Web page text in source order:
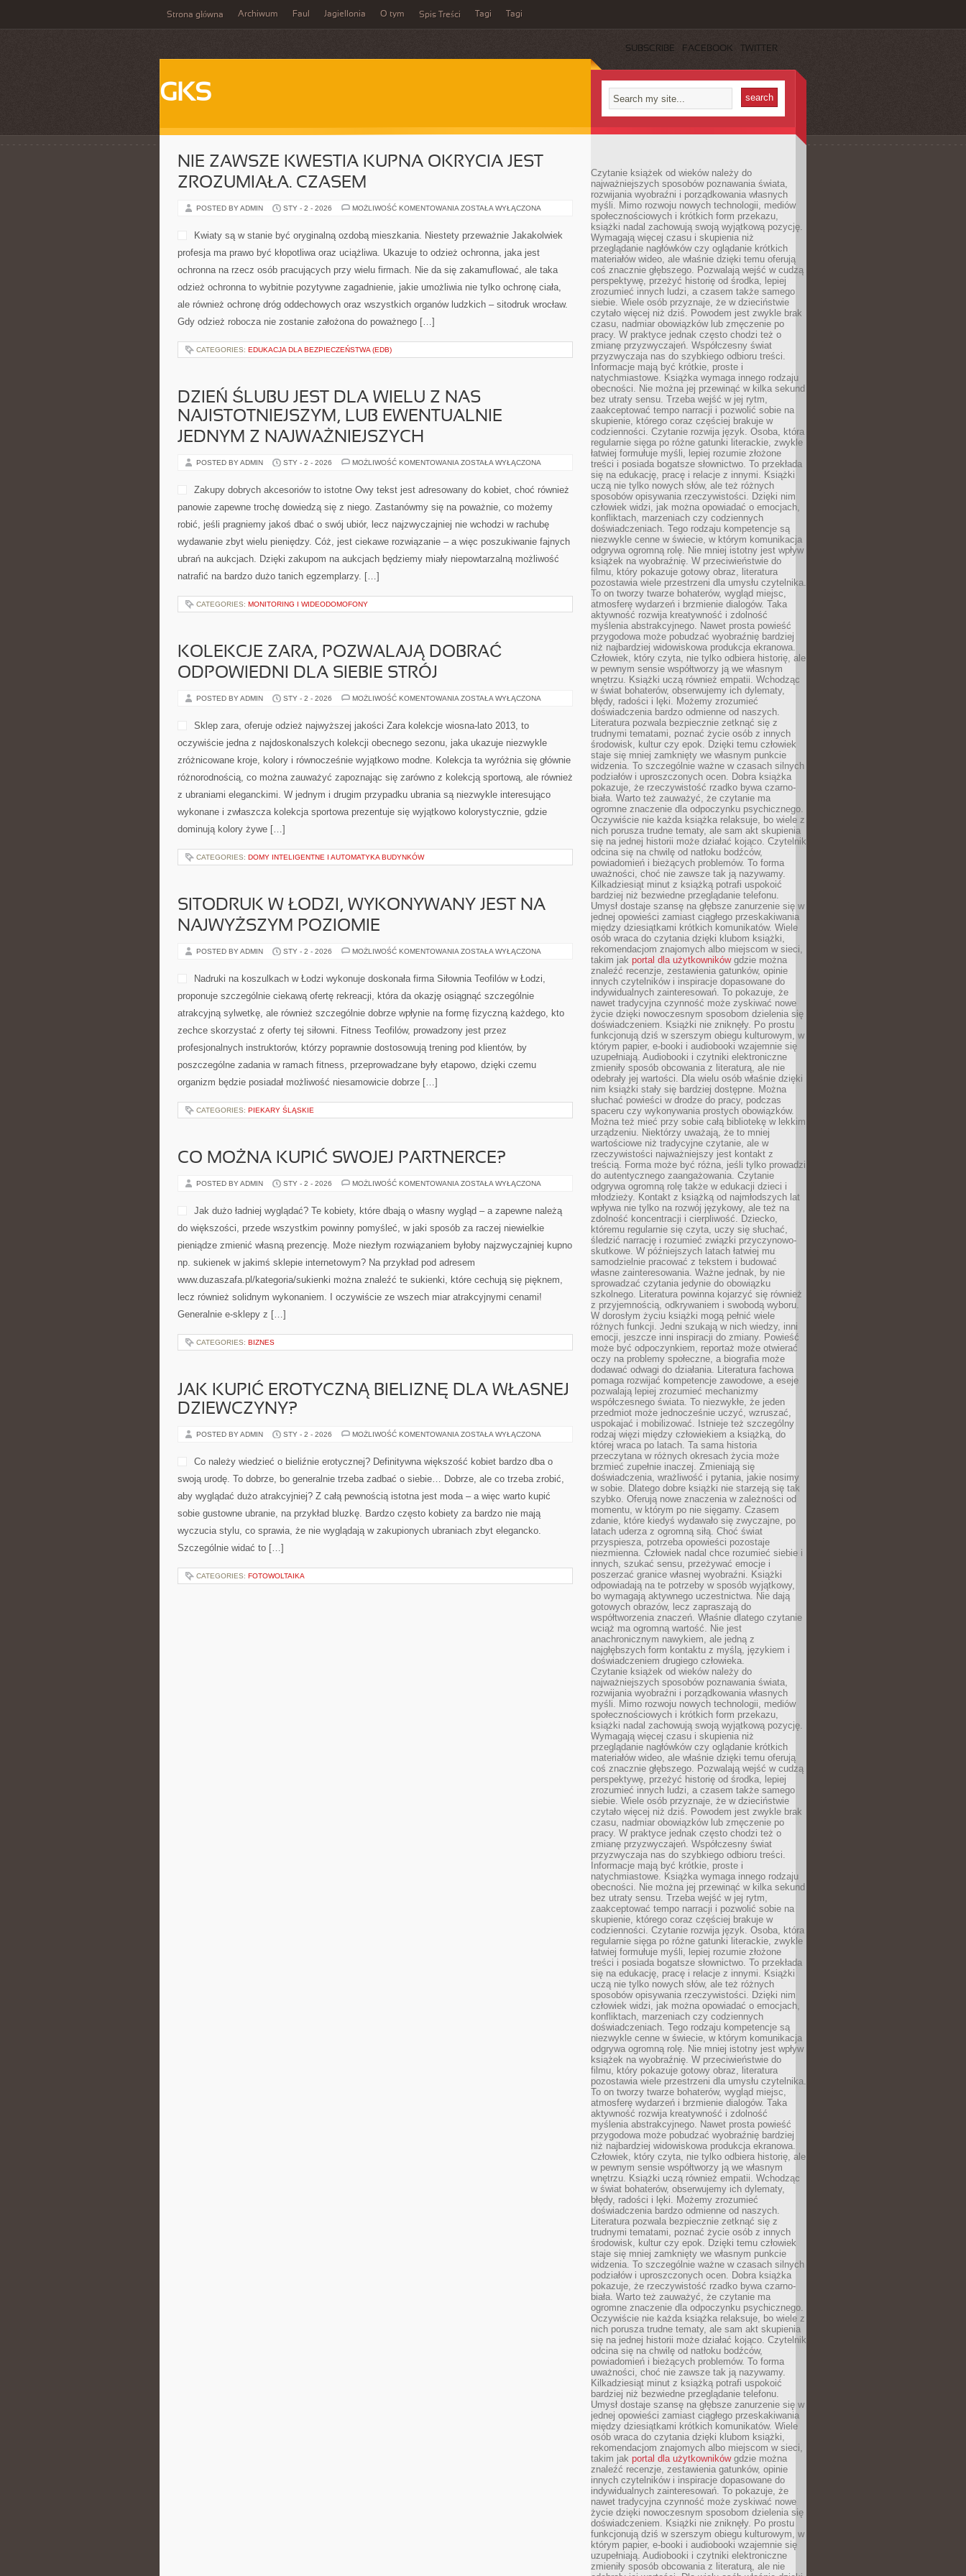
Strona główna Archiwum Faul Jagiellonia O tym Spis Treści Tagi Tagi
SUBSCRIBE FACEBOOK TWITTER
GKS
NIE ZAWSZE KWESTIA KUPNA OKRYCIA JEST
ZROZUMIAŁA. CZASEM
POSTED BY ADMIN STY - 2 - 2026 MOŻLIWOŚĆ KOMENTOWANIA NIE
OKRYCIA
ZROZUMIAŁA.
ZOSTAŁA WYŁĄCZONA
Kwiaty są w stanie być oryginalną ozdobą mieszkania. Niestety przeważnie Jakakolwiek
profesja ma prawo być kłopotliwa oraz uciążliwa. Ukazuje to odzież ochronna, jaka jest
ochronna na rzecz osób pracujących przy wielu firmach. Nie da się zakamuflować, ale taka
odzież ochronna to wybitnie pozytywne zagadnienie, jakie umożliwia nie tylko ochronę ciała,
ale również ochronę dróg oddechowych oraz wszystkich organów ludzkich – sitodruk wrocław.
Gdy odzież robocza nie zostanie założona do poważnego […]
CATEGORIES: EDUKACJA DLA BEZPIECZEŃSTWA (EDB)
DZIEŃ ŚLUBU JEST DLA WIELU Z NAS
NAJISTOTNIEJSZYM, LUB EWENTUALNIE
JEDNYM Z NAJWAŻNIEJSZYCH
POSTED BY ADMIN STY - 2 - 2026 MOŻLIWOŚĆ KOMENTOWANIA DZIEŃ
WIELU
NAS
LUB
JEDNYM
NAJWAŻNIEJSZYCH
ZOSTAŁA WYŁĄCZONA
Zakupy dobrych akcesoriów to istotne Owy tekst jest adresowany do kobiet, choć również
panowie zapewne trochę dowiedzą się z niego. Zastanówmy się na poważnie, co możemy
robić, jeśli pragniemy jakoś dbać o swój ubiór, lecz najzwyczajniej nie wchodzi w rachubę
wydawanie zbyt wielu pieniędzy. Cóż, jest ciekawe rozwiązanie – a więc poszukiwanie fajnych
ubrań na aukcjach. Dzięki zakupom na aukcjach będziemy miały niepowtarzalną możliwość
natrafić na bardzo dużo tanich egzemplarzy. […]
CATEGORIES: MONITORING I WIDEODOMOFONY
KOLEKCJE ZARA, POZWALAJĄ DOBRAĆ
ODPOWIEDNI DLA SIEBIE STRÓJ
POSTED BY ADMIN STY - 2 - 2026 MOŻLIWOŚĆ KOMENTOWANIA KOLEKCJE
DOBRAĆ
ODPOWIEDNI
SIEBIE
ZOSTAŁA WYŁĄCZONA
Sklep zara, oferuje odzież najwyższej jakości Zara kolekcje wiosna-lato 2013, to
oczywiście jedna z najdoskonalszych kolekcji obecnego sezonu, jaka ukazuje niezwykle
zróżnicowane kroje, kolory i równocześnie wyjątkowo modne. Kolekcja ta wyróżnia się głównie
różnorodnością, co można zauważyć zapoznając się zarówno z kolekcją sportową, ale również
z ubraniami eleganckimi. W jednym i drugim przypadku ubrania są niezwykle interesująco
wykonane i zwłaszcza kolekcja sportowa prezentuje się wyjątkowo kolorystycznie, gdzie
dominują kolory żywe […]
CATEGORIES: DOMY INTELIGENTNE I AUTOMATYKA BUDYNKÓW
SITODRUK W ŁODZI, WYKONYWANY JEST NA
NAJWYŻSZYM POZIOMIE
POSTED BY ADMIN STY - 2 - 2026 MOŻLIWOŚĆ KOMENTOWANIA SITODRUK
WYKONYWANY
JEST
NAJWYŻSZYM
ZOSTAŁA WYŁĄCZONA
Nadruki na koszulkach w Łodzi wykonuje doskonała firma Siłownia Teofilów w Łodzi,
proponuje szczególnie ciekawą ofertę rekreacji, która da okazję osiągnąć szczególnie
atrakcyjną sylwetkę, ale również szczególnie dobrze wpłynie na formę fizyczną każdego, kto
zechce skorzystać z oferty tej siłowni. Fitness Teofilów, prowadzony jest przez
profesjonalnych instruktorów, którzy poprawnie dostosowują trening pod klientów, by
poszczególne zadania w ramach fitness, przeprowadzane były etapowo, dzięki czemu
organizm będzie posiadał możliwość niesamowicie dobrze […]
CATEGORIES: PIEKARY ŚLĄSKIE
CO MOŻNA KUPIĆ SWOJEJ PARTNERCE?
POSTED BY ADMIN STY - 2 - 2026 MOŻLIWOŚĆ KOMENTOWANIA CO
SWOJEJ
PARTNERCE?
ZOSTAŁA WYŁĄCZONA
Jak dużo ładniej wyglądać? Te kobiety, które dbają o własny wygląd – a zapewne należą
do większości, przede wszystkim powinny pomyśleć, w jaki sposób za raczej niewielkie
pieniądze zmienić własną prezencję. Może niezłym rozwiązaniem byłoby najzwyczajniej kupno
np. sukienek w jakimś sklepie internetowym? Na przykład pod adresem
www.duzaszafa.pl/kategoria/sukienki można znaleźć te sukienki, które cechują się pięknem,
lecz również solidnym wykonaniem. I oczywiście ze wszech miar atrakcyjnymi cenami!
Generalnie e-sklepy z […]
CATEGORIES: BIZNES
JAK KUPIĆ EROTYCZNĄ BIELIZNĘ DLA WŁASNEJ
DZIEWCZYNY?
POSTED BY ADMIN STY - 2 - 2026 MOŻLIWOŚĆ KOMENTOWANIA JAK
BIELIZNĘ
DLA
DZIEWCZYNY?
ZOSTAŁA WYŁĄCZONA
Co należy wiedzieć o bieliźnie erotycznej? Definitywna większość kobiet bardzo dba o
swoją urodę. To dobrze, bo generalnie trzeba zadbać o siebie… Dobrze, ale co trzeba zrobić,
aby wyglądać dużo atrakcyjniej? Z całą pewnością istotna jest moda – a więc warto kupić
sobie gustowne ubranie, na przykład bluzkę. Bardzo często kobiety za bardzo nie mają
wyczucia stylu, co sprawia, że nie wyglądają w zakupionych ubraniach zbyt elegancko.
Szczególnie widać to […]
CATEGORIES: FOTOWOLTAIKA
Czytanie książek od wieków należy do
najważniejszych sposobów poznawania świata,
rozwijania wyobraźni i porządkowania własnych
myśli. Mimo rozwoju nowych technologii, mediów
społecznościowych i krótkich form przekazu,
książki nadal zachowują swoją wyjątkową pozycję.
Wymagają więcej czasu i skupienia niż
przeglądanie nagłówków czy oglądanie krótkich
materiałów wideo, ale właśnie dzięki temu oferują
coś znacznie głębszego. Pozwalają wejść w cudzą
perspektywę, przeżyć historię od środka, lepiej
zrozumieć innych ludzi, a czasem także samego
siebie. Wiele osób przyznaje, że w dzieciństwie
czytało więcej niż dziś. Powodem jest zwykle brak
czasu, nadmiar obowiązków lub zmęczenie po
pracy. W praktyce jednak często chodzi też o
zmianę przyzwyczajeń. Współczesny świat
przyzwyczaja nas do szybkiego odbioru treści.
Informacje mają być krótkie, proste i
natychmiastowe. Książka wymaga innego rodzaju
obecności. Nie można jej przewinąć w kilka sekund
bez utraty sensu. Trzeba wejść w jej rytm,
zaakceptować tempo narracji i pozwolić sobie na
skupienie, którego coraz częściej brakuje w
codzienności. Czytanie rozwija język. Osoba, która
regularnie sięga po różne gatunki literackie, zwykle
łatwiej formułuje myśli, lepiej rozumie złożone
treści i posiada bogatsze słownictwo. To przekłada
się na edukację, pracę i relacje z innymi. Książki
uczą nie tylko nowych słów, ale też różnych
sposobów opisywania rzeczywistości. Dzięki nim
człowiek widzi, jak można opowiadać o emocjach,
konfliktach, marzeniach czy codziennych
doświadczeniach. Tego rodzaju kompetencje są
niezwykle cenne w świecie, w którym komunikacja
odgrywa ogromną rolę. Nie mniej istotny jest wpływ
książek na wyobraźnię. W przeciwieństwie do
filmu, który pokazuje gotowy obraz, literatura
pozostawia wiele przestrzeni dla umysłu czytelnika.
To on tworzy twarze bohaterów, wygląd miejsc,
atmosferę wydarzeń i brzmienie dialogów. Taka
aktywność rozwija kreatywność i zdolność
myślenia abstrakcyjnego. Nawet prosta powieść
przygodowa może pobudzać wyobraźnię bardziej
niż najbardziej widowiskowa produkcja ekranowa.
Człowiek, który czyta, nie tylko odbiera historię, ale
w pewnym sensie współtworzy ją we własnym
wnętrzu. Książki uczą również empatii. Wchodząc
w świat bohaterów, obserwujemy ich dylematy,
błędy, radości i lęki. Możemy zrozumieć
doświadczenia bardzo odmienne od naszych.
Literatura pozwala bezpiecznie zetknąć się z
trudnymi tematami, poznać życie osób z innych
środowisk, kultur czy epok. Dzięki temu człowiek
staje się mniej zamknięty we własnym punkcie
widzenia. To szczególnie ważne w czasach silnych
podziałów i uproszczonych ocen. Dobra książka
pokazuje, że rzeczywistość rzadko bywa czarno-
biała. Warto też zauważyć, że czytanie ma
ogromne znaczenie dla odpoczynku psychicznego.
Oczywiście nie każda książka relaksuje, bo wiele z
nich porusza trudne tematy, ale sam akt skupienia
się na jednej historii może działać kojąco. Czytelnik
odcina się na chwilę od natłoku bodźców,
powiadomień i bieżących problemów. To forma
uważności, choć nie zawsze tak ją nazywamy.
Kilkadziesiąt minut z książką potrafi uspokoić
bardziej niż bezwiedne przeglądanie telefonu.
Umysł dostaje szansę na głębsze zanurzenie się w
jednej opowieści zamiast ciągłego przeskakiwania
między dziesiątkami krótkich komunikatów. Wiele
osób wraca do czytania dzięki klubom książki,
rekomendacjom znajomych albo miejscom w sieci,
takim jak portal dla użytkownikówgdzie można
znaleźć recenzje, zestawienia gatunków, opinie
innych czytelników i inspiracje dopasowane do
indywidualnych zainteresowań. To pokazuje, że
nawet tradycyjna czynność może zyskiwać nowe
życie dzięki nowoczesnym sposobom dzielenia się
doświadczeniem. Książki nie zniknęły. Po prostu
funkcjonują dziś w szerszym obiegu kulturowym, w
którym papier, e-booki i audiobooki wzajemnie się
uzupełniają. Audiobooki i czytniki elektroniczne
zmieniły sposób obcowania z literaturą, ale nie
odebrały jej wartości. Dla wielu osób właśnie dzięki
nim książki stały się bardziej dostępne. Można
słuchać powieści w drodze do pracy, podczas
spaceru czy wykonywania prostych obowiązków.
Można też mieć przy sobie całą bibliotekę w lekkim
urządzeniu. Niektórzy uważają, że to mniej
wartościowe niż tradycyjne czytanie, ale w
rzeczywistości najważniejszy jest kontakt z
treścią. Forma może być różna, jeśli tylko prowadzi
do autentycznego zaangażowania. Czytanie
odgrywa ogromną rolę także w edukacji dzieci i
młodzieży. Kontakt z książką od najmłodszych lat
wpływa nie tylko na rozwój językowy, ale też na
zdolność koncentracji i cierpliwość. Dziecko,
któremu regularnie się czyta, uczy się słuchać,
śledzić narrację i rozumieć związki przyczynowo-
skutkowe. W późniejszych latach łatwiej mu
samodzielnie pracować z tekstem i budować
własne zainteresowania. Ważne jednak, by nie
sprowadzać czytania jedynie do obowiązku
szkolnego. Literatura powinna kojarzyć się również
z przyjemnością, odkrywaniem i swobodą wyboru.
W dorosłym życiu książki mogą pełnić wiele
różnych funkcji. Jedni szukają w nich wiedzy, inni
emocji, jeszcze inni inspiracji do zmiany. Powieść
może być odpoczynkiem, reportaż może otwierać
oczy na problemy społeczne, a biografia może
dodawać odwagi do działania. Literatura fachowa
pomaga rozwijać kompetencje zawodowe, a eseje
pozwalają lepiej zrozumieć mechanizmy
współczesnego świata. To niezwykłe, że jeden
przedmiot może jednocześnie uczyć, wzruszać,
uspokajać i mobilizować. Istnieje też szczególny
rodzaj więzi między człowiekiem a książką, do
której wraca po latach. Ta sama historia
przeczytana w różnych okresach życia może
brzmieć zupełnie inaczej. Zmieniają się
doświadczenia, wrażliwość i pytania, jakie nosimy
w sobie. Dlatego dobre książki nie starzeją się tak
szybko. Oferują nowe znaczenia w zależności od
momentu, w którym po nie sięgamy. Czasem
zdanie, które kiedyś wydawało się zwyczajne, po
latach uderza z ogromną siłą. Choć świat
przyspiesza, potrzeba opowieści pozostaje
niezmienna. Człowiek nadal chce rozumieć siebie i
innych, szukać sensu, przeżywać emocje i
poszerzać granice własnej wyobraźni. Książki
odpowiadają na te potrzeby w sposób wyjątkowy,
bo wymagają aktywnego uczestnictwa. Nie dają
gotowych obrazów, lecz zapraszają do
współtworzenia znaczeń. Właśnie dlatego czytanie
wciąż ma ogromną wartość. Nie jest
anachronicznym nawykiem, ale jedną z
najgłębszych form kontaktu z myślą, językiem i
doświadczeniem drugiego człowieka.
Czytanie książek od wieków należy do
najważniejszych sposobów poznawania świata,
rozwijania wyobraźni i porządkowania własnych
myśli. Mimo rozwoju nowych technologii, mediów
społecznościowych i krótkich form przekazu,
książki nadal zachowują swoją wyjątkową pozycję.
Wymagają więcej czasu i skupienia niż
przeglądanie nagłówków czy oglądanie krótkich
materiałów wideo, ale właśnie dzięki temu oferują
coś znacznie głębszego. Pozwalają wejść w cudzą
perspektywę, przeżyć historię od środka, lepiej
zrozumieć innych ludzi, a czasem także samego
siebie. Wiele osób przyznaje, że w dzieciństwie
czytało więcej niż dziś. Powodem jest zwykle brak
czasu, nadmiar obowiązków lub zmęczenie po
pracy. W praktyce jednak często chodzi też o
zmianę przyzwyczajeń. Współczesny świat
przyzwyczaja nas do szybkiego odbioru treści.
Informacje mają być krótkie, proste i
natychmiastowe. Książka wymaga innego rodzaju
obecności. Nie można jej przewinąć w kilka sekund
bez utraty sensu. Trzeba wejść w jej rytm,
zaakceptować tempo narracji i pozwolić sobie na
skupienie, którego coraz częściej brakuje w
codzienności. Czytanie rozwija język. Osoba, która
regularnie sięga po różne gatunki literackie, zwykle
łatwiej formułuje myśli, lepiej rozumie złożone
treści i posiada bogatsze słownictwo. To przekłada
się na edukację, pracę i relacje z innymi. Książki
uczą nie tylko nowych słów, ale też różnych
sposobów opisywania rzeczywistości. Dzięki nim
człowiek widzi, jak można opowiadać o emocjach,
konfliktach, marzeniach czy codziennych
doświadczeniach. Tego rodzaju kompetencje są
niezwykle cenne w świecie, w którym komunikacja
odgrywa ogromną rolę. Nie mniej istotny jest wpływ
książek na wyobraźnię. W przeciwieństwie do
filmu, który pokazuje gotowy obraz, literatura
pozostawia wiele przestrzeni dla umysłu czytelnika.
To on tworzy twarze bohaterów, wygląd miejsc,
atmosferę wydarzeń i brzmienie dialogów. Taka
aktywność rozwija kreatywność i zdolność
myślenia abstrakcyjnego. Nawet prosta powieść
przygodowa może pobudzać wyobraźnię bardziej
niż najbardziej widowiskowa produkcja ekranowa.
Człowiek, który czyta, nie tylko odbiera historię, ale
w pewnym sensie współtworzy ją we własnym
wnętrzu. Książki uczą również empatii. Wchodząc
w świat bohaterów, obserwujemy ich dylematy,
błędy, radości i lęki. Możemy zrozumieć
doświadczenia bardzo odmienne od naszych.
Literatura pozwala bezpiecznie zetknąć się z
trudnymi tematami, poznać życie osób z innych
środowisk, kultur czy epok. Dzięki temu człowiek
staje się mniej zamknięty we własnym punkcie
widzenia. To szczególnie ważne w czasach silnych
podziałów i uproszczonych ocen. Dobra książka
pokazuje, że rzeczywistość rzadko bywa czarno-
biała. Warto też zauważyć, że czytanie ma
ogromne znaczenie dla odpoczynku psychicznego.
Oczywiście nie każda książka relaksuje, bo wiele z
nich porusza trudne tematy, ale sam akt skupienia
się na jednej historii może działać kojąco. Czytelnik
odcina się na chwilę od natłoku bodźców,
powiadomień i bieżących problemów. To forma
uważności, choć nie zawsze tak ją nazywamy.
Kilkadziesiąt minut z książką potrafi uspokoić
bardziej niż bezwiedne przeglądanie telefonu.
Umysł dostaje szansę na głębsze zanurzenie się w
jednej opowieści zamiast ciągłego przeskakiwania
między dziesiątkami krótkich komunikatów. Wiele
osób wraca do czytania dzięki klubom książki,
rekomendacjom znajomych albo miejscom w sieci,
takim jak portal dla użytkownikówgdzie można
znaleźć recenzje, zestawienia gatunków, opinie
innych czytelników i inspiracje dopasowane do
indywidualnych zainteresowań. To pokazuje, że
nawet tradycyjna czynność może zyskiwać nowe
życie dzięki nowoczesnym sposobom dzielenia się
doświadczeniem. Książki nie zniknęły. Po prostu
funkcjonują dziś w szerszym obiegu kulturowym, w
którym papier, e-booki i audiobooki wzajemnie się
uzupełniają. Audiobooki i czytniki elektroniczne
zmieniły sposób obcowania z literaturą, ale nie